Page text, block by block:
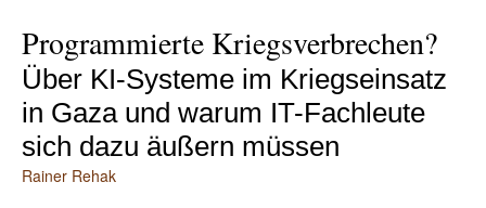
Programmierte Kriegsverbrechen?
Über KI-Systeme im Kriegseinsatz
in Gaza und warum IT-Fachleute
sich dazu äußern müssen
Rainer Rehak